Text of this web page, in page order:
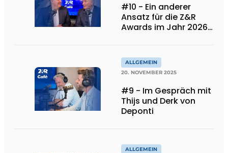
#10 - Ein anderer
Ansatz für die Z&R
Awards im Jahr 2026.
ALLGEMEIN
20. NOVEMBER 2025
#9 - Im Gespräch mit
Thijs und Derk von
Deponti
ALLGEMEIN